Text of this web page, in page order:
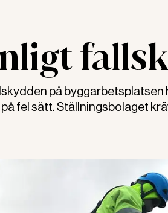
på
fel sätt. Ställningsbolaget